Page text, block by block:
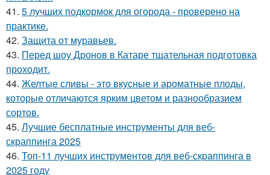
41. 5 лучших подкормок для огорода - проверено на
практике.
42. Защита от муравьев.
43. Перед шоу Дронов в Катаре тщательная подготовка
проходит.
44. Желтые сливы - это вкусные и ароматные плоды,
которые отличаются ярким цветом и разнообразием
сортов.
45. Лучшие бесплатные инструменты для веб-
скраппинга 2025
46. Топ-11 лучших инструментов для веб-скраппинга в
2025 году